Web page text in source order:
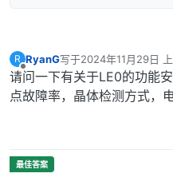
R
离线
RyanG写于2024年11月29日
最后由 编辑
请问一下有关于LE0的功能
点故障率，晶体检测方式，